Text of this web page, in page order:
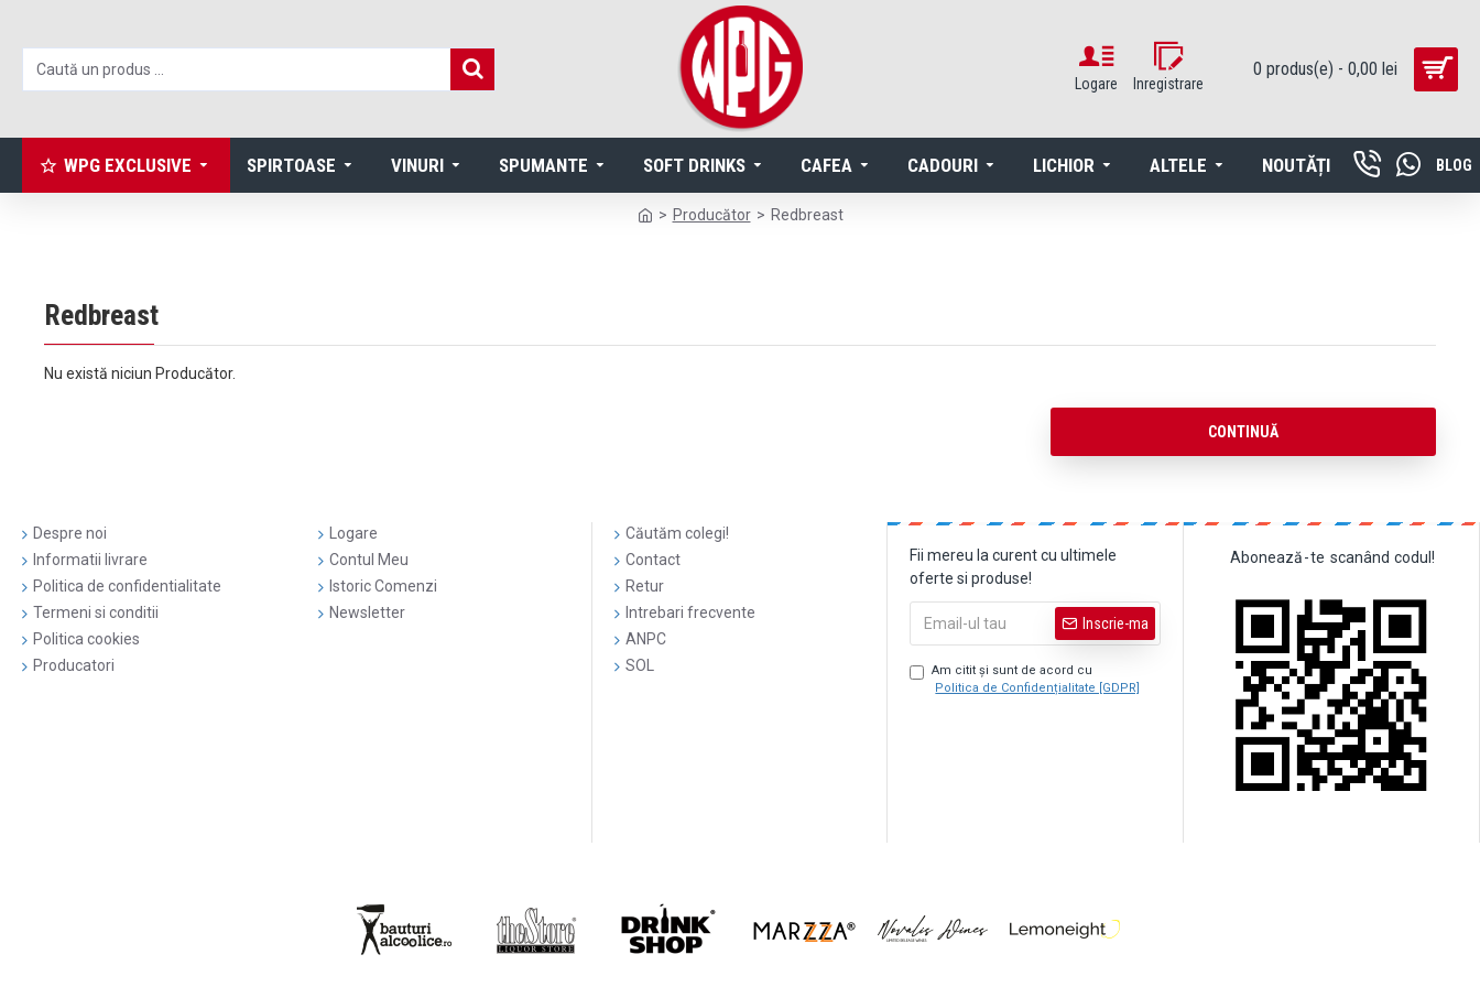
Logare Inregistrare
0 produs(e) - 0,00 lei
WPG EXCLUSIVE SPIRTOASE VINURI SPUMANTE SOFT DRINKS CAFEA CADOURI LICHIOR ALTELE NOUTĂȚI BLOG
Producător Redbreast
Redbreast
Nu există niciun Producător.
CONTINUĂ
Despre noi
Informatii livrare
Politica de confidentialitate
Termeni si conditii
Politica cookies
Producatori
Logare
Contul Meu
Istoric Comenzi
Newsletter
Căutăm colegi!
Contact
Retur
Intrebari frecvente
ANPC
SOL
Fii mereu la curent cu ultimele
oferte si produse!
Inscrie-ma
Am citit şi sunt de acord cu
Politica de Confidențialitate [GDPR]
Abonează-te scanând codul!